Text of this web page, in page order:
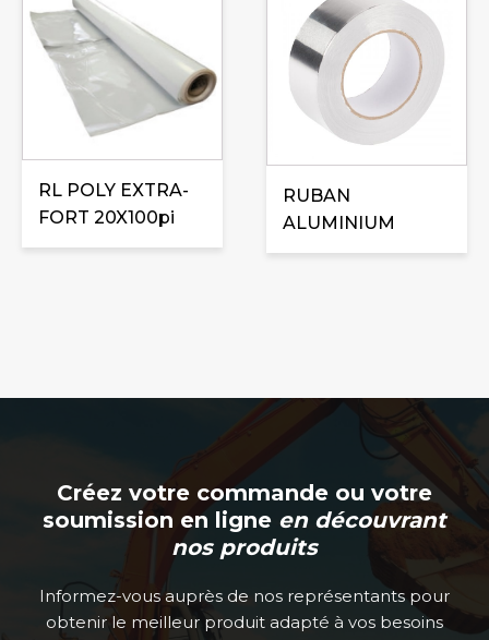
RL POLY EXTRA-
FORT 20X100pi
RUBAN
ALUMINIUM
produit
plusieurs
variations.
peuvent
être
choisies
sur
Créez votre commande ou votre
soumission en ligne en découvrant
nos produits
Informez-vous auprès de nos représentants pour
obtenir le meilleur produit adapté à vos besoins